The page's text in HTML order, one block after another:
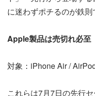
に迷わずポチるのが鉄則
Apple製品は売切れ必至
対象：iPhone Air /
これらは7月7日の先行